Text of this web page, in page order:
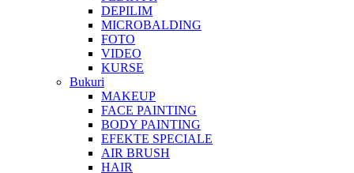
DEPILIM
MICROBALDING
FOTO
VIDEO
KURSE
Bukuri
MAKEUP
FACE PAINTING
BODY PAINTING
EFEKTE SPECIALE
AIR BRUSH
HAIR